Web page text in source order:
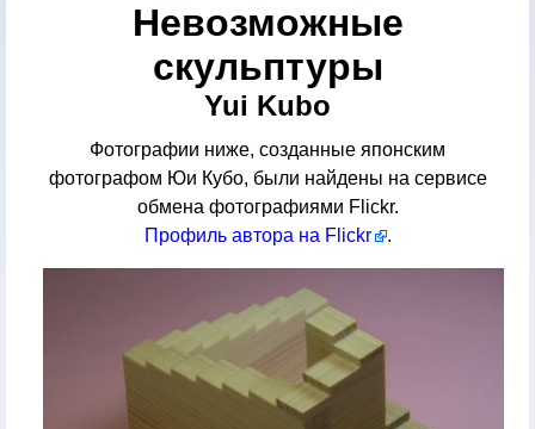
Невозможные
скульптуры
Yui Kubo
Фотографии ниже, созданные японским
фотографом Юи Кубо, были найдены на сервисе
обмена фотографиями Flickr.
Профиль автора на Flickr
.